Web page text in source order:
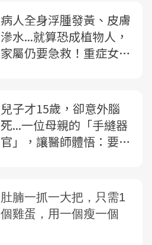
病人全身浮腫發黃、皮膚
滲水...就算恐成植物人，
家屬仍要急救！重症女醫
兒子才15歲，卻意外腦
死...一位母親的「手縫器
官」，讓醫師體悟：要有